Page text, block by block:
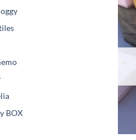
BOX